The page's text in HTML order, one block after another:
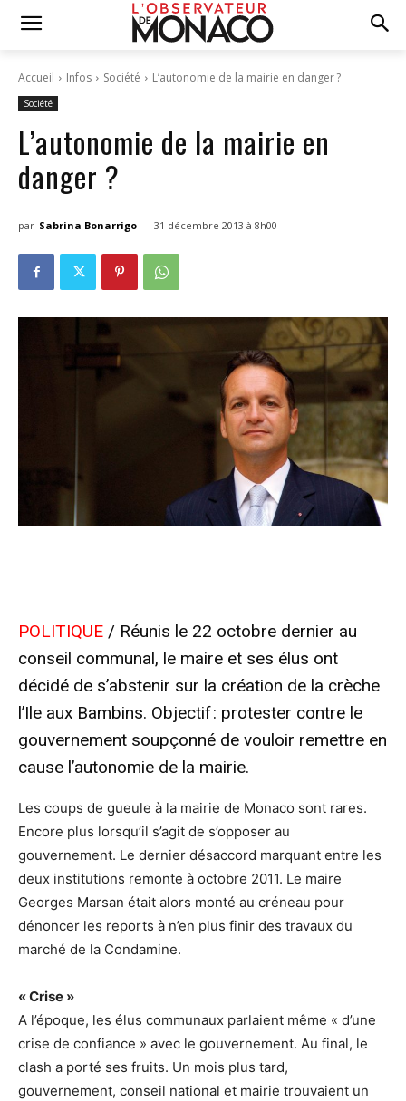
Accueil Infos Société L’autonomie de la mairie en danger ?
Société
L’autonomie de la mairie en
danger ?
par Sabrina Bonarrigo - 31 décembre 2013 à 8h00
POLITIQUE / Réunis le 22 octobre dernier au
conseil communal, le maire et ses élus ont
décidé de s’abstenir sur la création de la crèche
l’Ile aux Bambins. Objectif : protester contre le
gouvernement soupçonné de vouloir remettre en
cause l’autonomie de la mairie.
Les coups de gueule à la mairie de Monaco sont rares.
Encore plus lorsqu’il s’agit de s’opposer au
gouvernement. Le dernier désaccord marquant entre les
deux institutions remonte à octobre 2011. Le maire
Georges Marsan était alors monté au créneau pour
dénoncer les reports à n’en plus finir des travaux du
marché de la Condamine.
« Crise »
A l’époque, les élus communaux parlaient même « d’une
crise de confiance » avec le gouvernement. Au final, le
clash a porté ses fruits. Un mois plus tard,
gouvernement, conseil national et mairie trouvaient un